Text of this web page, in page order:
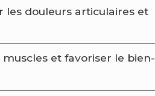
les douleurs articulaires et
et favoriser le bien-